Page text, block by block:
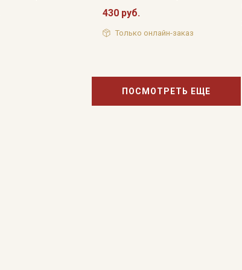
430 руб.
Только онлайн-заказ
ПОСМОТРЕТЬ ЕЩЕ